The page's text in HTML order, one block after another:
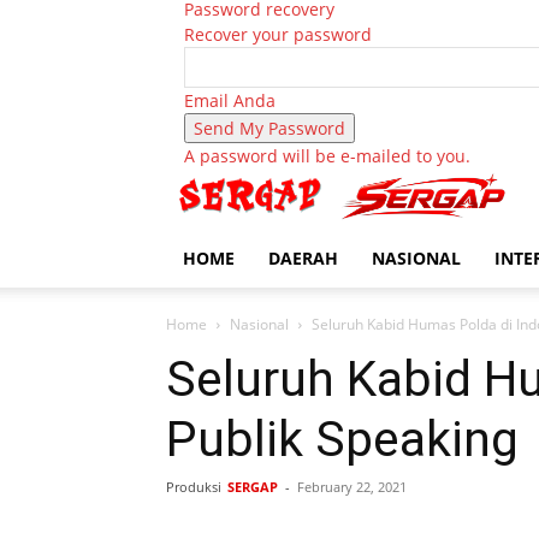
Password recovery
Recover your password
Email Anda
A password will be e-mailed to you.
HOME DAERAH NASIONAL
Home Nasional Seluruh Kabid Humas Polda di
Seluruh Kabid
Publik Speaking
Produksi SERGAP - February 22, 2021